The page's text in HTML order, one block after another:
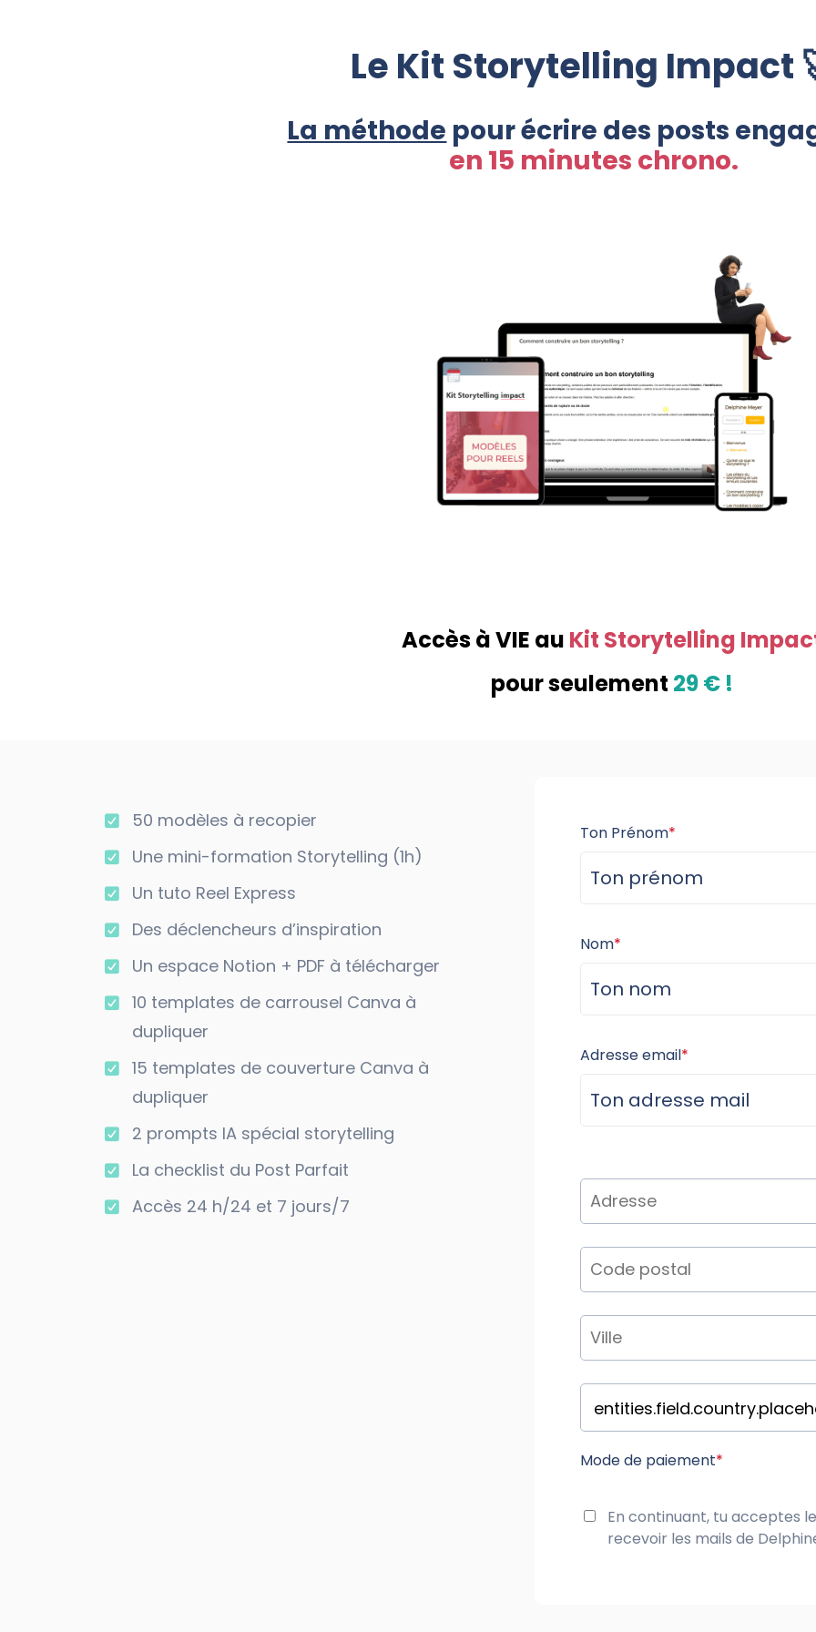
Le Kit Storytelling Impact
La méthode pour écrire des posts
en 15 minutes chrono.
Accès à VIE au Kit Storytelling
pour seulement 29 € !
50 modèles à recopier
Une mini-formation Storytelling (1h)
Un tuto Reel Express
Des déclencheurs d’inspiration
Un espace Notion + PDF à télécharger
10 templates de carrousel Canva à
dupliquer
15 templates de couverture Canva à
dupliquer
2 prompts IA spécial storytelling
La checklist du Post Parfait
Accès 24 h/24 et 7 jours/7
Ton Prénom*
Nom*
Adresse email*
Mode de paiement*
En continuant, tu acceptes
recevoir les mails de